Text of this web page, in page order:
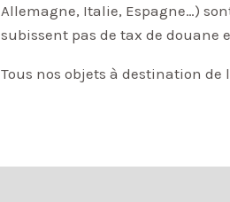
Allemagne, Italie, Espagne…)
subissent pas de tax de douane
Tous nos objets à destination de